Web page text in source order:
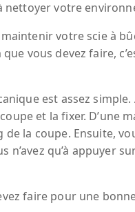
nettoyer votre
votre scie à
vous devez faire,
est assez
et la fixer.
la coupe. Ensuite,
n’avez qu’à appuyer
faire pour une